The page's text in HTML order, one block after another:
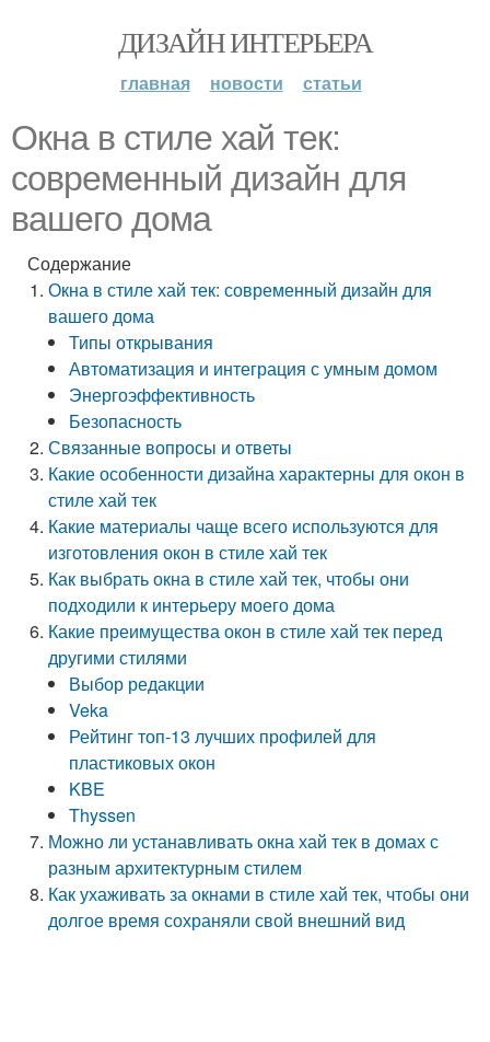
ДИЗАЙН ИНТЕРЬЕРА
главная новости статьи
Окна в стиле хай тек:
современный дизайн для
вашего дома
Содержание
Окна в стиле хай тек: современный дизайн для
вашего дома
Типы открывания
Автоматизация и интеграция с умным домом
Энергоэффективность
Безопасность
Связанные вопросы и ответы
Какие особенности дизайна характерны для окон в
стиле хай тек
Какие материалы чаще всего используются для
изготовления окон в стиле хай тек
Как выбрать окна в стиле хай тек, чтобы они
подходили к интерьеру моего дома
Какие преимущества окон в стиле хай тек перед
другими стилями
Выбор редакции
Veka
Рейтинг топ-13 лучших профилей для
пластиковых окон
KBE
Thyssen
Можно ли устанавливать окна хай тек в домах с
разным архитектурным стилем
Как ухаживать за окнами в стиле хай тек, чтобы они
долгое время сохраняли свой внешний вид